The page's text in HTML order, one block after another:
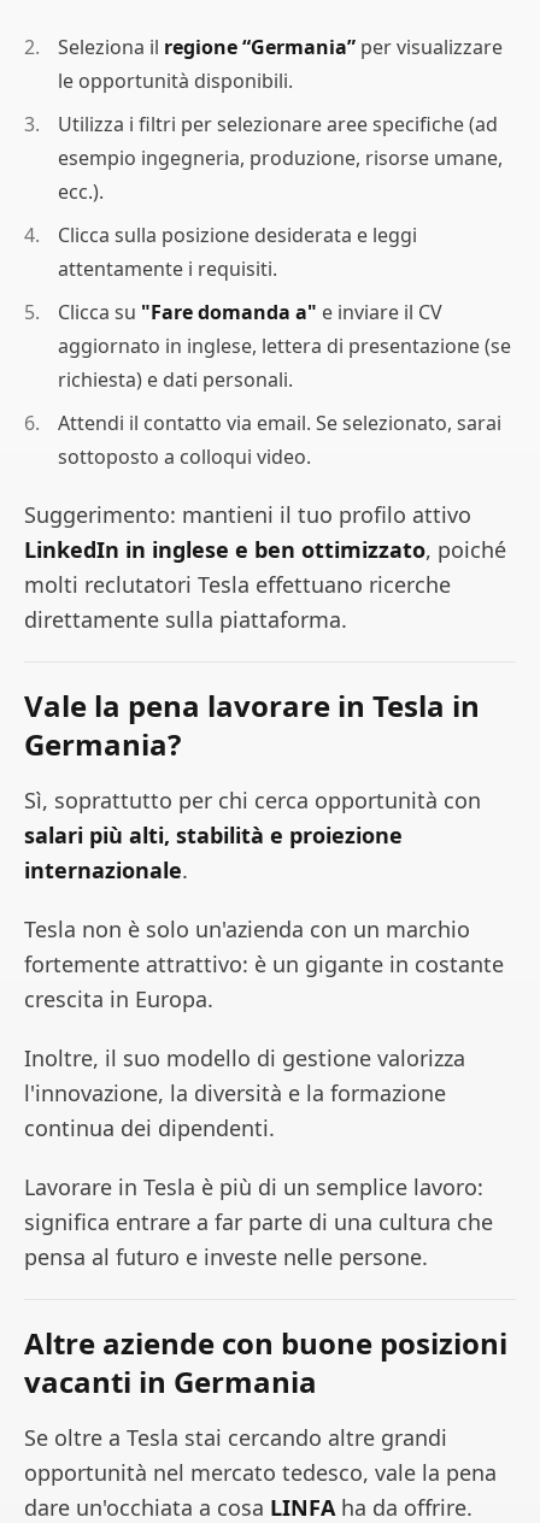
Seleziona il regione “Germania” per visualizzare
le opportunità disponibili.
Utilizza i filtri per selezionare aree specifiche (ad
esempio ingegneria, produzione, risorse umane,
ecc.).
Clicca sulla posizione desiderata e leggi
attentamente i requisiti.
Clicca su "Fare domanda a" e inviare il CV
aggiornato in inglese, lettera di presentazione (se
richiesta) e dati personali.
Attendi il contatto via email. Se selezionato, sarai
sottoposto a colloqui video.
Suggerimento: mantieni il tuo profilo attivo
LinkedIn in inglese e ben ottimizzato, poiché
molti reclutatori Tesla effettuano ricerche
direttamente sulla piattaforma.
Vale la pena lavorare in Tesla in
Germania?
Sì, soprattutto per chi cerca opportunità con
salari più alti, stabilità e proiezione
internazionale.
Tesla non è solo un'azienda con un marchio
fortemente attrattivo: è un gigante in costante
crescita in Europa.
Inoltre, il suo modello di gestione valorizza
l'innovazione, la diversità e la formazione
continua dei dipendenti.
Lavorare in Tesla è più di un semplice lavoro:
significa entrare a far parte di una cultura che
pensa al futuro e investe nelle persone.
Altre aziende con buone posizioni
vacanti in Germania
Se oltre a Tesla stai cercando altre grandi
opportunità nel mercato tedesco, vale la pena
dare un'occhiata a cosa LINFAha da offrire.